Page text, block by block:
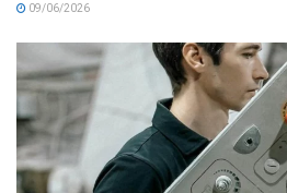
09/06/2026